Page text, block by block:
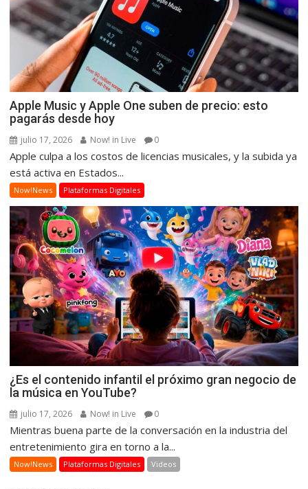
Apple Music y Apple One suben de precio: esto
pagarás desde hoy
julio 17, 2026 Now! in Live 0
Apple culpa a los costos de licencias musicales, y la subida ya
está activa en Estados...
Now!News Plataformas Digitales
¿Es el contenido infantil el próximo gran negocio de
la música en YouTube?
julio 17, 2026 Now! in Live 0
Mientras buena parte de la conversación en la industria del
entretenimiento gira en torno a la...
Now!News Plataformas Digitales Videos